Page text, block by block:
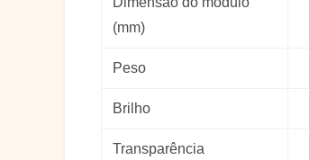
(mm)
Peso
Brilho
Transparência